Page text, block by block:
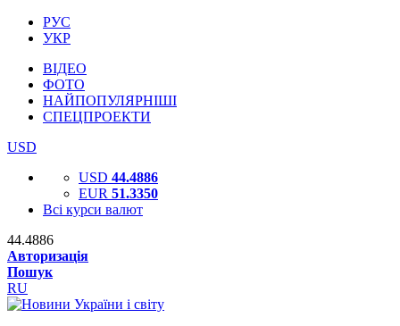
РУС
УКР
ВІДЕО
ФОТО
НАЙПОПУЛЯРНІШІ
СПЕЦПРОЕКТИ
USD
USD 44.4886
EUR 51.3350
Всі курси валют
44.4886
Авторизація
Пошук
RU